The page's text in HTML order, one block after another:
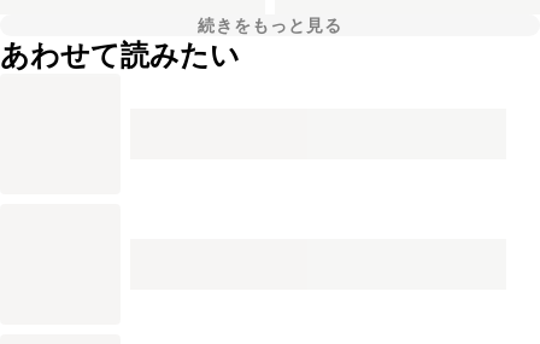
続きをもっと見る
あわせて読みたい